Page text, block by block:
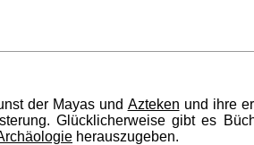
der Mayas und Azteken und ihre
Glücklicherweise gibt es
herauszugeben.